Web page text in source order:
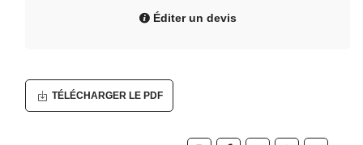
Éditer un devis
TÉLÉCHARGER LE PDF